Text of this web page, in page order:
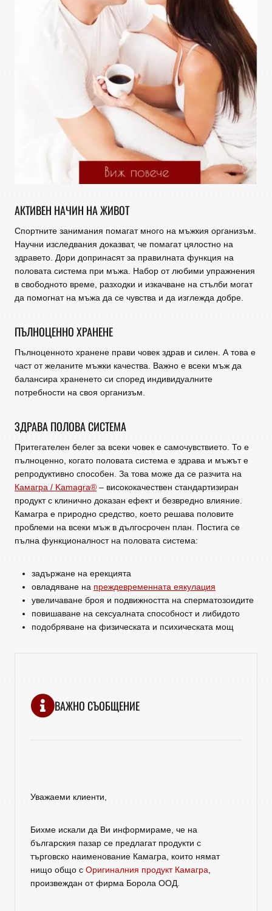
АКТИВЕН НАЧИН НА ЖИВОТ
Спортните занимания помагат много на мъжкия организъм.
Научни изследвания доказват, че помагат цялостно на
здравето. Дори допринасят за правилната функция на
половата система при мъжа. Набор от любими упражнения
в свободното време, разходки и изкачване на стълби могат
да помогнат на мъжа да се чувства и да изглежда добре.
ПЪЛНОЦЕННОХРАНЕНЕ
Пълноценното хранене прави човек здрав и силен. А това е
част от желаните мъжки качества. Важно е всеки мъж да
балансира храненето си според индивидуалните
потребности на своя организъм.
ЗДРАВА ПОЛОВА СИСТЕМА
Притегателен белег за всеки човек е самочувствието. То е
пълноценно, когато половата система е здрава и мъжът е
репродуктивно способен. За това може да се разчита на
Камагра / Kamagra® – висококачествен стандартизиран
продукт с клинично доказан ефект и безвредно влияние.
Камагра е природно средство, което решава половите
проблеми на всеки мъж в дългосрочен план. Постига се
пълна функционалност на половата система:
задържане на ерекцията
овладяване на преждевременната еякулация
увеличаване броя и подвижността на сперматозоидите
повишаване на сексуалната способност и либидото
подобряване на физическата и психическата мощ
ВАЖНО СЪОБЩЕНИЕ
Уважаеми клиенти,
Бихме искали да Ви информираме, че на
българския пазар се предлагат продукти с
търговско наименование Камагра, които нямат
нищо общо с Оригиналния продукт Камагра,
произвеждан от фирма Борола ООД.